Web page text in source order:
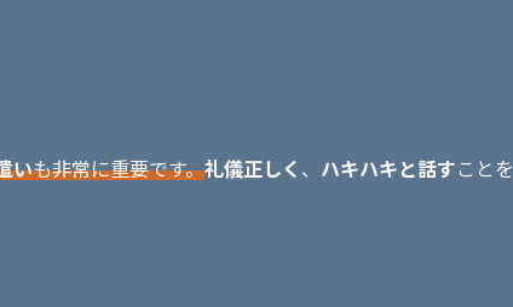
いも非常に重要です。礼儀正しく 、 ハキハキと話す ことを